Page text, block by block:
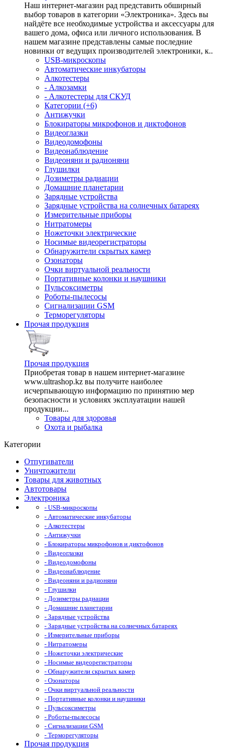
Наш интернет-магазин рад представить обширный
выбор товаров в категории «Электроника». Здесь вы
найдёте все необходимые устройства и аксессуары для
вашего дома, офиса или личного использования. В
нашем магазине представлены самые последние
новинки от ведущих производителей электроники, к..
USB-микроскопы
Автоматические инкубаторы
Алкотестеры
- Алкозамки
- Алкотестеры для СКУД
Категории (+6)
Антижучки
Блокираторы микрофонов и диктофонов
Видеоглазки
Видеодомофоны
Видеонаблюдение
Видеоняни и радионяни
Глушилки
Дозиметры радиации
Домашние планетарии
Зарядные устройства
Зарядные устройства на солнечных батареях
Измерительные приборы
Нитратомеры
Ножеточки электрические
Носимые видеорегистраторы
Обнаружители скрытых камер
Озонаторы
Очки виртуальной реальности
Портативные колонки и наушники
Пульсоксиметры
Роботы-пылесосы
Сигнализации GSM
Терморегуляторы
Прочая продукция
Прочая продукция
Приобретая товар в нашем интернет-магазине
www.ultrashop.kz вы получите наиболее
исчерпывающую информацию по принятию мер
безопасности и условиях эксплуатации нашей
продукции...
Товары для здоровья
Охота и рыбалка
Категории
Отпугиватели
Уничтожители
Товары для животных
Автотовары
Электроника
- USB-микроскопы
- Автоматические инкубаторы
- Алкотестеры
- Антижучки
- Блокираторы микрофонов и диктофонов
- Видеоглазки
- Видеодомофоны
- Видеонаблюдение
- Видеоняни и радионяни
- Глушилки
- Дозиметры радиации
- Домашние планетарии
- Зарядные устройства
- Зарядные устройства на солнечных батареях
- Измерительные приборы
- Нитратомеры
- Ножеточки электрические
- Носимые видеорегистраторы
- Обнаружители скрытых камер
- Озонаторы
- Очки виртуальной реальности
- Портативные колонки и наушники
- Пульсоксиметры
- Роботы-пылесосы
- Сигнализации GSM
- Терморегуляторы
Прочая продукция